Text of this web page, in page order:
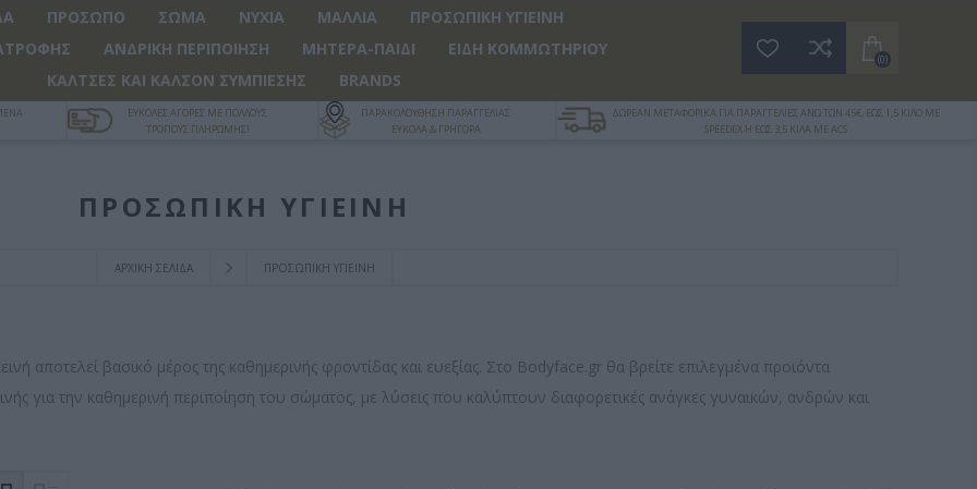
ΠΡΟΣΩΠΟ ΣΩΜΑ ΝΥΧΙΑ ΜΑΛΛΙΑ
ΠΡΟΣΩΠΙΚΗ ΥΓΙΕΙΝΗ
ΑΝΔΡΙΚΗ ΠΕΡΙΠΟΙΗΣΗ ΜΗΤΕΡΑ-ΠΑΙΔΙ
ΕΙΔΗ ΚΟΜΜΩΤΗΡΙΟΥ
ΚΑΛΤΣΕΣ ΚΑΙ ΚΑΛΣΟΝ ΣΥΜΠΙΕΣΗΣ
BRANDS
(0)
ΕΥΚΟΛΕΣ ΑΓΟΡΕΣ ΜΕ ΠΟΛΛΟΥΣ
ΤΡΟΠΟΥΣ ΠΛΗΡΩΜΗΣ!
ΠΑΡΑΚΟΛΟΥΘΗΣΗ ΠΑΡΑΓΓΕΛΙΑΣ
ΕΥΚΟΛΑ & ΓΡΗΓΟΡΑ
ΔΩΡΕΑΝ ΜΕΤΑΦΟΡΙΚΑ ΓΙΑ ΠΑΡΑΓΓΕΛΙΕΣ ΑΝΩ ΤΩΝ 45€, ΕΩΣ 1,5 ΚΙΛΟ ΜΕ
SPEEDEX Ή ΕΩΣ 3,5 ΚΙΛΑ ΜΕ ACS
ΑΡΧΙΚΉ ΣΕΛΊΔΑ ΠΡΟΣΩΠΙΚΗ ΥΓΙΕΙΝΗ
ΠΡΟΣΩΠΙΚΗ ΥΓΙΕΙΝΗ
αποτελεί βασικό μέρος της καθημερινής φροντίδας και ευεξίας. Στο Bodyface.gr θα βρείτε επιλεγμένα προϊόντα
για την καθημερινή περιποίηση του σώματος, με λύσεις που καλύπτουν διαφορετικές ανάγκες γυναικών, ανδρών και